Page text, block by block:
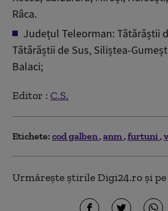
Râca.
Județul Teleorman: Tătărăștii
Tătărăștii de Sus, Siliștea-
Balaci;
Editor : C.S.
Etichete: cod galben anm furtuni
Urmărește știrile Digi24.ro și pe